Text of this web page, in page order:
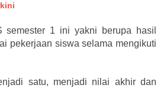
semester 1 ini yakni berupa hasil
pekerjaan siswa selama mengikuti
satu, menjadi nilai akhir dan